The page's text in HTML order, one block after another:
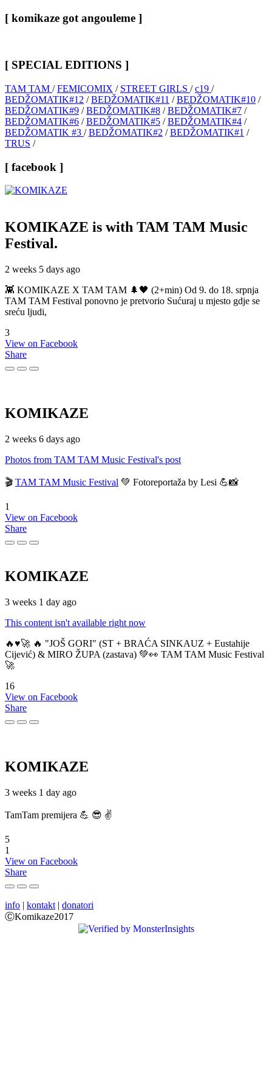
[ komikaze got angouleme ]
[ SPECIAL EDITIONS ]
TAM TAM /FEMICOMIX / STREET GIRLS /c19 /
BEDŽOMATIK#12 /BEDŽOMATIK#11 /BEDŽOMATIK#10 /
BEDŽOMATIK#9 /BEDŽOMATIK#8 /BEDŽOMATIK#7 /
BEDŽOMATIK#6 /BEDŽOMATIK#5 /BEDŽOMATIK#4 /
BEDŽOMATIK #3 /BEDŽOMATIK#2 /BEDŽOMATIK#1 /
TRUS /
[ facebook ]
KOMIKAZE is with TAM TAM Music
Festival.
2 weeks 5 days ago
👾 KOMIKAZE X TAM TAM 🌲🖤 (2+min) Od 9. do 18. srpnja
TAM TAM Festival ponovno je pretvorio Sućuraj u mjesto gdje se
sreću ljudi,
3
View on Facebook
Share
KOMIKAZE
2 weeks 6 days ago
Photos from TAM TAM Music Festival's post
🎬 TAM TAM Music Festival 💚 Fotoreportaža by Lesi 💪📸
1
View on Facebook
Share
KOMIKAZE
3 weeks 1 day ago
This content isn't available right now
🔥♥️🚀 🔥 "JOŠ GORI" (ST + BRAĆA SINKAUZ + Eustahije
Cijević) & MIRO ŽUPA (zastava) 💚👀 TAM TAM Music Festival
🚀
16
View on Facebook
Share
KOMIKAZE
3 weeks 1 day ago
TamTam premijera 💪 😎 ✌️
5
1
View on Facebook
Share
info | kontakt | donatori
ⒸKomikaze2017